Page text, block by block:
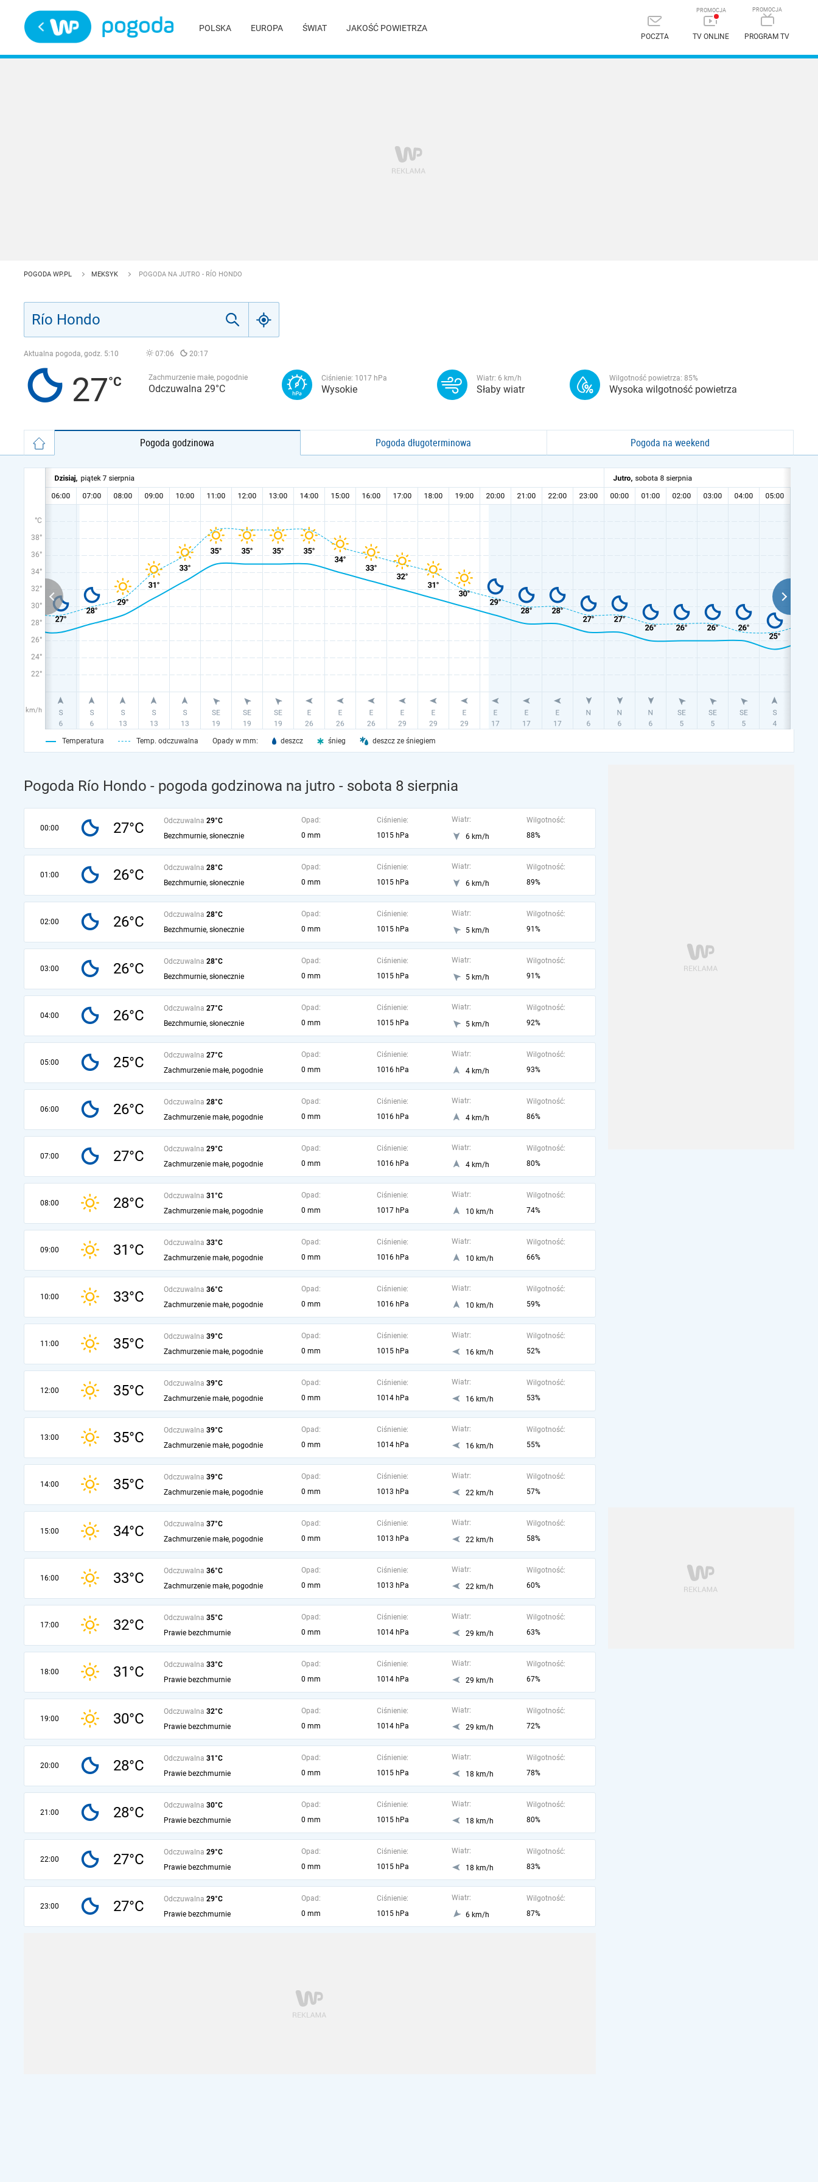
POLSKA EUROPA ŚWIAT JAKOŚĆ POWIETRZA
POCZTA TV ONLINE PROGRAM TV
POGODA WP.PL MEKSYK POGODA NA JUTRO - RÍO HONDO
Aktualna pogoda, godz. 5:10 07:06 20:17
27 Zachmurzenie małe, pogodnie
Odczuwalna 29°C
Ciśnienie: 1017 hPa
Wysokie
Wiatr: 6 km/h
Słaby wiatr
Wilgotność powietrza: 85%
Wysoka wilgotność powietrza
Pogoda godzinowa Pogoda długoterminowa Pogoda na weekend
°C
38°
36°
34°
32°
30°
28°
26°
24°
22°
km/h
Temperatura Temp. odczuwalna Opady w mm: deszcz śnieg deszcz ze śniegiem
Pogoda Río Hondo - pogoda godzinowa na jutro - sobota 8 sierpnia
00:00 27°C Odczuwalna 29°C
Bezchmurnie, słonecznie
Opad:
0 mm
Ciśnienie:
1015 hPa
Wiatr:
6 km/h
Wilgotność:
88%
01:00 26°C Odczuwalna 28°C
Bezchmurnie, słonecznie
Opad:
0 mm
Ciśnienie:
1015 hPa
Wiatr:
6 km/h
Wilgotność:
89%
02:00 26°C Odczuwalna 28°C
Bezchmurnie, słonecznie
Opad:
0 mm
Ciśnienie:
1015 hPa
Wiatr:
5 km/h
Wilgotność:
91%
03:00 26°C Odczuwalna 28°C
Bezchmurnie, słonecznie
Opad:
0 mm
Ciśnienie:
1015 hPa
Wiatr:
5 km/h
Wilgotność:
91%
04:00 26°C Odczuwalna 27°C
Bezchmurnie, słonecznie
Opad:
0 mm
Ciśnienie:
1015 hPa
Wiatr:
5 km/h
Wilgotność:
92%
05:00 25°C Odczuwalna 27°C
Zachmurzenie małe, pogodnie
Opad:
0 mm
Ciśnienie:
1016 hPa
Wiatr:
4 km/h
Wilgotność:
93%
06:00 26°C Odczuwalna 28°C
Zachmurzenie małe, pogodnie
Opad:
0 mm
Ciśnienie:
1016 hPa
Wiatr:
4 km/h
Wilgotność:
86%
07:00 27°C Odczuwalna 29°C
Zachmurzenie małe, pogodnie
Opad:
0 mm
Ciśnienie:
1016 hPa
Wiatr:
4 km/h
Wilgotność:
80%
08:00 28°C Odczuwalna 31°C
Zachmurzenie małe, pogodnie
Opad:
0 mm
Ciśnienie:
1017 hPa
Wiatr:
10 km/h
Wilgotność:
74%
09:00 31°C Odczuwalna 33°C
Zachmurzenie małe, pogodnie
Opad:
0 mm
Ciśnienie:
1016 hPa
Wiatr:
10 km/h
Wilgotność:
66%
10:00 33°C Odczuwalna 36°C
Zachmurzenie małe, pogodnie
Opad:
0 mm
Ciśnienie:
1016 hPa
Wiatr:
10 km/h
Wilgotność:
59%
11:00 35°C Odczuwalna 39°C
Zachmurzenie małe, pogodnie
Opad:
0 mm
Ciśnienie:
1015 hPa
Wiatr:
16 km/h
Wilgotność:
52%
12:00 35°C Odczuwalna 39°C
Zachmurzenie małe, pogodnie
Opad:
0 mm
Ciśnienie:
1014 hPa
Wiatr:
16 km/h
Wilgotność:
53%
13:00 35°C Odczuwalna 39°C
Zachmurzenie małe, pogodnie
Opad:
0 mm
Ciśnienie:
1014 hPa
Wiatr:
16 km/h
Wilgotność:
55%
14:00 35°C Odczuwalna 39°C
Zachmurzenie małe, pogodnie
Opad:
0 mm
Ciśnienie:
1013 hPa
Wiatr:
22 km/h
Wilgotność:
57%
15:00 34°C Odczuwalna 37°C
Zachmurzenie małe, pogodnie
Opad:
0 mm
Ciśnienie:
1013 hPa
Wiatr:
22 km/h
Wilgotność:
58%
16:00 33°C Odczuwalna 36°C
Zachmurzenie małe, pogodnie
Opad:
0 mm
Ciśnienie:
1013 hPa
Wiatr:
22 km/h
Wilgotność:
60%
17:00 32°C Odczuwalna 35°C
Prawie bezchmurnie
Opad:
0 mm
Ciśnienie:
1014 hPa
Wiatr:
29 km/h
Wilgotność:
63%
18:00 31°C Odczuwalna 33°C
Prawie bezchmurnie
Opad:
0 mm
Ciśnienie:
1014 hPa
Wiatr:
29 km/h
Wilgotność:
67%
19:00 30°C Odczuwalna 32°C
Prawie bezchmurnie
Opad:
0 mm
Ciśnienie:
1014 hPa
Wiatr:
29 km/h
Wilgotność:
72%
20:00 28°C Odczuwalna 31°C
Prawie bezchmurnie
Opad:
0 mm
Ciśnienie:
1015 hPa
Wiatr:
18 km/h
Wilgotność:
78%
21:00 28°C Odczuwalna 30°C
Prawie bezchmurnie
Opad:
0 mm
Ciśnienie:
1015 hPa
Wiatr:
18 km/h
Wilgotność:
80%
22:00 27°C Odczuwalna 29°C
Prawie bezchmurnie
Opad:
0 mm
Ciśnienie:
1015 hPa
Wiatr:
18 km/h
Wilgotność:
83%
23:00 27°C Odczuwalna 29°C
Prawie bezchmurnie
Opad:
0 mm
Ciśnienie:
1015 hPa
Wiatr:
6 km/h
Wilgotność:
87%